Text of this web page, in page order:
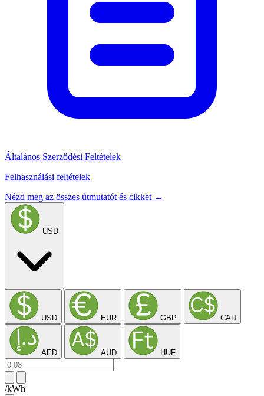
Általános Szerződési Feltételek
Felhasználási feltételek
Nézd meg az összes útmutatót és cikket →
USD
USD EUR GBP CAD
AED AUD HUF
/kWh